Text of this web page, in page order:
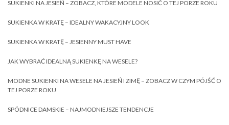
SUKIENKI NA JESIEŃ – ZOBACZ, KTÓRE MODELE NOSIĆ O TEJ PORZE ROKU
SUKIENKA W KRATĘ – IDEALNY WAKACYJNY LOOK
SUKIENKA W KRATĘ – JESIENNY MUST HAVE
JAK WYBRAĆ IDEALNĄ SUKIENKĘ NA WESELE?
MODNE SUKIENKI NA WESELE NA JESIEŃ I ZIMĘ – ZOBACZ W CZYM PÓJŚĆ O
TEJ PORZE ROKU
SPÓDNICE DAMSKIE – NAJMODNIEJSZE TENDENCJE